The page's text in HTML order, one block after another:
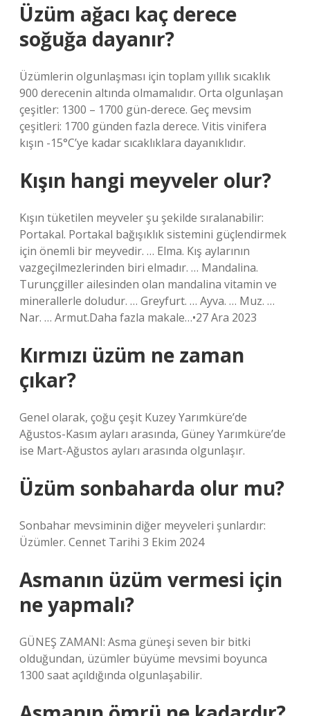
Üzüm ağacı kaç derece
soğuğa dayanır?
Üzümlerin olgunlaşması için toplam yıllık sıcaklık
900 derecenin altında olmamalıdır. Orta olgunlaşan
çeşitler: 1300 – 1700 gün-derece. Geç mevsim
çeşitleri: 1700 günden fazla derece. Vitis vinifera
kışın -15°C’ye kadar sıcaklıklara dayanıklıdır.
Kışın hangi meyveler olur?
Kışın tüketilen meyveler şu şekilde sıralanabilir:
Portakal. Portakal bağışıklık sistemini güçlendirmek
için önemli bir meyvedir. … Elma. Kış aylarının
vazgeçilmezlerinden biri elmadır. … Mandalina.
Turunçgiller ailesinden olan mandalina vitamin ve
minerallerle doludur. … Greyfurt. … Ayva. … Muz. …
Nar. … Armut.Daha fazla makale…•27 Ara 2023
Kırmızı üzüm ne zaman
çıkar?
Genel olarak, çoğu çeşit Kuzey Yarımküre’de
Ağustos-Kasım ayları arasında, Güney Yarımküre’de
ise Mart-Ağustos ayları arasında olgunlaşır.
Üzüm sonbaharda olur mu?
Sonbahar mevsiminin diğer meyveleri şunlardır:
Üzümler. Cennet Tarihi 3 Ekim 2024
Asmanın üzüm vermesi için
ne yapmalı?
GÜNEŞ ZAMANI: Asma güneşi seven bir bitki
olduğundan, üzümler büyüme mevsimi boyunca
1300 saat açıldığında olgunlaşabilir.